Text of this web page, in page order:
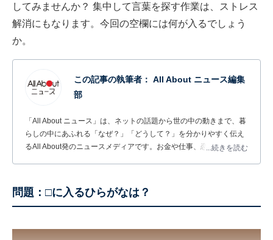
してみませんか？ 集中して言葉を探す作業は、ストレス
解消にもなります。今回の空欄には何が入るでしょう
か。
この記事の執筆者： All About ニュース編集
部
「All About ニュース」は、ネットの話題から世の中の動きまで、暮
らしの中にあふれる「なぜ？」「どうして？」を分かりやすく伝え
るAll About発のニュースメディアです。お金や仕事、恋愛、ITに関
...続きを読む
問題：□に入るひらがなは？